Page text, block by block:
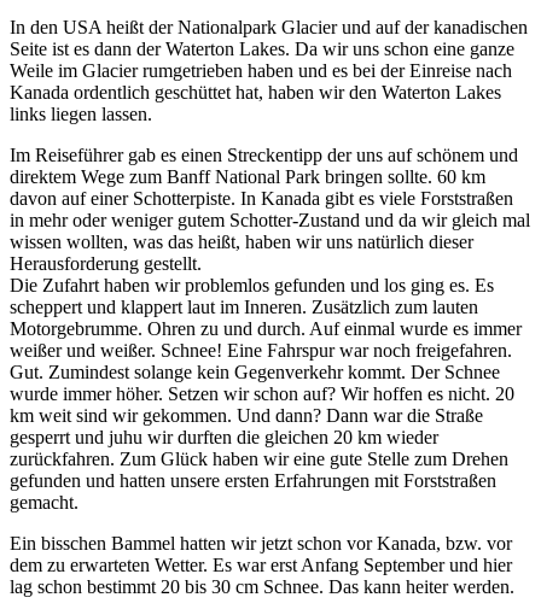
In den USA heißt der Nationalpark Glacier und auf der kanadischen
Seite ist es dann der Waterton Lakes. Da wir uns schon eine ganze
Weile im Glacier rumgetrieben haben und es bei der Einreise nach
Kanada ordentlich geschüttet hat, haben wir den Waterton Lakes
links liegen lassen.
Im Reiseführer gab es einen Streckentipp der uns auf schönem und
direktem Wege zum Banff National Park bringen sollte. 60 km
davon auf einer Schotterpiste. In Kanada gibt es viele Forststraßen
in mehr oder weniger gutem Schotter-Zustand und da wir gleich mal
wissen wollten, was das heißt, haben wir uns natürlich dieser
Herausforderung gestellt.
Die Zufahrt haben wir problemlos gefunden und los ging es. Es
scheppert und klappert laut im Inneren. Zusätzlich zum lauten
Motorgebrumme. Ohren zu und durch. Auf einmal wurde es immer
weißer und weißer. Schnee! Eine Fahrspur war noch freigefahren.
Gut. Zumindest solange kein Gegenverkehr kommt. Der Schnee
wurde immer höher. Setzen wir schon auf? Wir hoffen es nicht. 20
km weit sind wir gekommen. Und dann? Dann war die Straße
gesperrt und juhu wir durften die gleichen 20 km wieder
zurückfahren. Zum Glück haben wir eine gute Stelle zum Drehen
gefunden und hatten unsere ersten Erfahrungen mit Forststraßen
gemacht.
Ein bisschen Bammel hatten wir jetzt schon vor Kanada, bzw. vor
dem zu erwarteten Wetter. Es war erst Anfang September und hier
lag schon bestimmt 20 bis 30 cm Schnee. Das kann heiter werden.